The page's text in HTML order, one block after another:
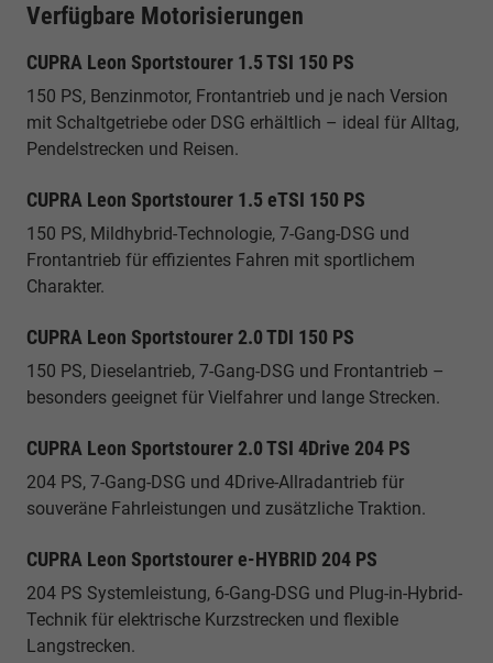
Verfügbare Motorisierungen
CUPRA Leon Sportstourer 1.5 TSI 150 PS
150 PS, Benzinmotor, Frontantrieb und je nach Version
mit Schaltgetriebe oder DSG erhältlich – ideal für Alltag,
Pendelstrecken und Reisen.
CUPRA Leon Sportstourer 1.5 eTSI 150 PS
150 PS, Mildhybrid-Technologie, 7-Gang-DSG und
Frontantrieb für effizientes Fahren mit sportlichem
Charakter.
CUPRA Leon Sportstourer 2.0 TDI 150 PS
150 PS, Dieselantrieb, 7-Gang-DSG und Frontantrieb –
besonders geeignet für Vielfahrer und lange Strecken.
CUPRA Leon Sportstourer 2.0 TSI 4Drive 204 PS
204 PS, 7-Gang-DSG und 4Drive-Allradantrieb für
souveräne Fahrleistungen und zusätzliche Traktion.
CUPRA Leon Sportstourer e-HYBRID 204 PS
204 PS Systemleistung, 6-Gang-DSG und Plug-in-Hybrid-
Technik für elektrische Kurzstrecken und flexible
Langstrecken.